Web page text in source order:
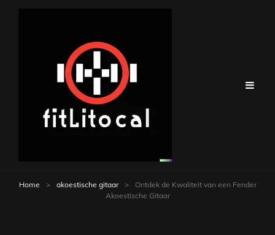
Home > akoestische gitaar >
Ontdek de Kwaliteit van een Fender
Akoestische Gitaar